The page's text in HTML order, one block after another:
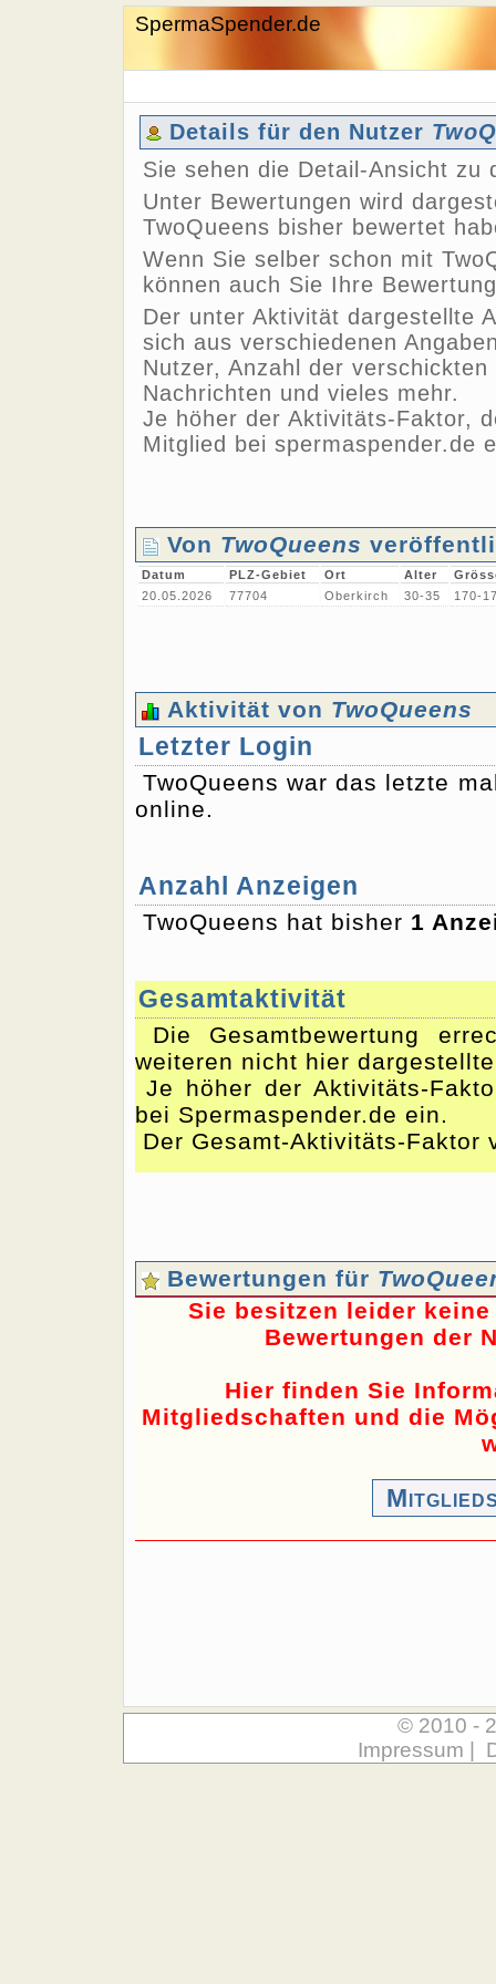
SpermaSpender.de
Details für den Nutzer
Sie sehen die Detail-Ansicht zu
Unter Bewertungen wird
TwoQueens bisher bewertet
Wenn Sie selber schon mit
können auch Sie Ihre
Der unter Aktivität dargestellte
sich aus verschiedenen
Nutzer, Anzahl der
Nachrichten und vieles mehr.
Je höher der Aktivitäts-Faktor,
Mitglied bei spermaspender.de
Von TwoQueens
Datum PLZ-Gebiet Ort Alter
20.05.2026
77704 Oberkirch 30-35 170-
Aktivität von TwoQueens
Letzter Login
TwoQueens war das letzte
online.
Anzahl Anzeigen
TwoQueens hat bisher 1
Gesamtaktivität
Die Gesamtbewertung
weiteren nicht hier
Je höher der Aktivitäts-
bei Spermaspender.de ein.
Der Gesamt-Aktivitäts-Faktor
Bewertungen für
Sie besitzen leider
Bewertungen der
Hier finden Sie
Mitgliedschaften und die
© 2010 -
Impressum